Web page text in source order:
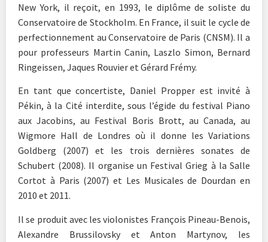
New York, il reçoit, en 1993, le diplôme de soliste du
Conservatoire de Stockholm. En France, il suit le cycle de
perfectionnement au Conservatoire de Paris (CNSM). Il a
pour professeurs Martin Canin, Laszlo Simon, Bernard
Ringeissen, Jaques Rouvier et Gérard Frémy.
En tant que concertiste, Daniel Propper est invité à
Pékin, à la Cité interdite, sous l’égide du festival Piano
aux Jacobins, au Festival Boris Brott, au Canada, au
Wigmore Hall de Londres où il donne les Variations
Goldberg (2007) et les trois dernières sonates de
Schubert (2008). Il organise un Festival Grieg à la Salle
Cortot à Paris (2007) et Les Musicales de Dourdan en
2010 et 2011.
Il se produit avec les violonistes François Pineau-Benois,
Alexandre Brussilovsky et Anton Martynov, les